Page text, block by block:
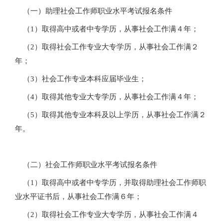
（一）助理社会工作师职业水平考试报名条件
（1）取得高中或者中专学历，从事社会工作满４年；
（2）取得社会工作专业大专学历，从事社会工作满２
年；
（3）社会工作专业本科应届毕业生；
（4）取得其他专业大专学历，从事社会工作满４年；
（5）取得其他专业本科及以上学历，从事社会工作满２
年。
（二）社会工作师职业水平考试报名条件
（1）取得高中或者中专学历，并取得助理社会工作师职
业水平证书后，从事社会工作满６年；
（2）取得社会工作专业大专学历，从事社会工作满４